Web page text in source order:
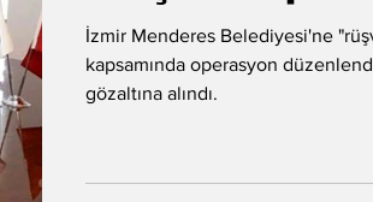
İzmir Menderes Belediyesi'ne
kapsamında operasyon
gözaltına alındı.